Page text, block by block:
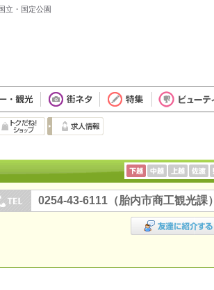
立・国定公園
0254-43-6111（胎内市商工観光課）